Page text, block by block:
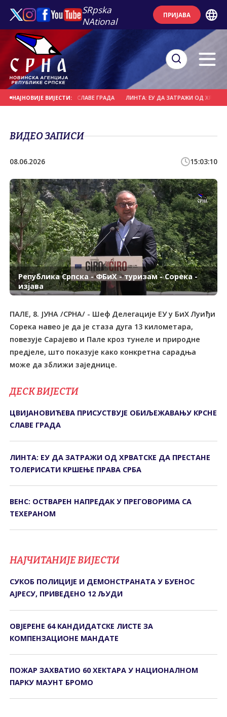
SRpska
NAtional
ПРИЈАВА
НАЈНОВИЈЕ ВИЈЕСТИ:
ОБИЉЕЖАВАЊУ КРСНЕ СЛАВЕ ГРАДА ЛИНТА: ЕУ ДА ЗАТРАЖИ ОД
ВИДЕО ЗАПИСИ
08.06.2026 15:03:10
Република Српска - ФБиХ - туризам - Сорека -
изјава
ПАЛЕ, 8. ЈУНА /СРНА/ - Шеф Делегације ЕУ у БиХ Луиђи
Сорека навео је да је стаза дуга 13 километара,
повезује Сарајево и Пале кроз тунеле и природне
предјеле, што показује како конкретна сарадња
може да зближи заједнице.
ДЕСК ВИЈЕСТИ
ЦВИЈАНОВИЋЕВА ПРИСУСТВУЈЕ ОБИЉЕЖАВАЊУ КРСНЕ
СЛАВЕ ГРАДА
ЛИНТА: ЕУ ДА ЗАТРАЖИ ОД ХРВАТСКЕ ДА ПРЕСТАНЕ
ТОЛЕРИСАТИ КРШЕЊЕ ПРАВА СРБА
ВЕНС: ОСТВАРЕН НАПРЕДАК У ПРЕГОВОРИМА СА
ТЕХЕРАНОМ
НАЈЧИТАНИЈЕ ВИЈЕСТИ
СУКОБ ПОЛИЦИЈЕ И ДЕМОНСТРАНАТА У БУЕНОС
АЈРЕСУ, ПРИВЕДЕНО 12 ЉУДИ
ОВЈЕРЕНЕ 64 КАНДИДАТСКЕ ЛИСТЕ ЗА
КОМПЕНЗАЦИОНЕ МАНДАТЕ
ПОЖАР ЗАХВАТИО 60 ХЕКТАРА У НАЦИОНАЛНОМ
ПАРКУ МАУНТ БРОМО